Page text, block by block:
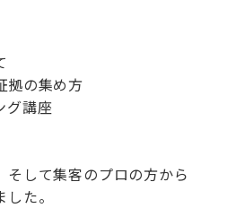
拠の集め方
グ講座
して集客のプロの方から
た。